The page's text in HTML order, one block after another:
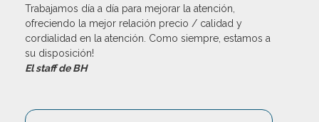
Trabajamos día a día para mejorar la atención,
ofreciendo la mejor relación precio / calidad y
cordialidad en la atención. Como siempre, estamos a
su disposición!
El staff de BH